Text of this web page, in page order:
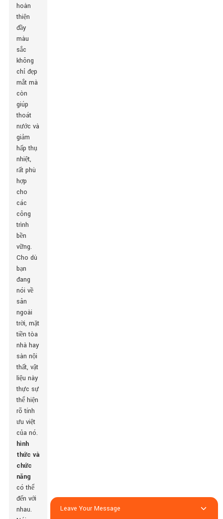
hoàn
thiện
đầy
màu
sắc
không
chỉ đẹp
mắt mà
còn
giúp
thoát
nước và
giảm
hấp thụ
nhiệt,
rất phù
hợp
cho
các
công
trình
bền
vững.
Cho dù
bạn
đang
nói về
sân
ngoài
trời, mặt
tiền tòa
nhà hay
sàn nội
thất, vật
liệu này
thực sự
thể hiện
rõ tính
ưu việt
của nó.
hình
thức và
chức
năng
có thể
đến với
nhau.
Leave Your Message